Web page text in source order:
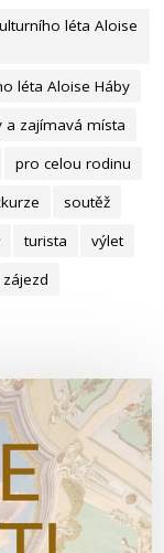
léta Aloise
léta Aloise Háby
a zajímavá místa
pro celou rodinu
soutěž
turista
výlet
zájezd